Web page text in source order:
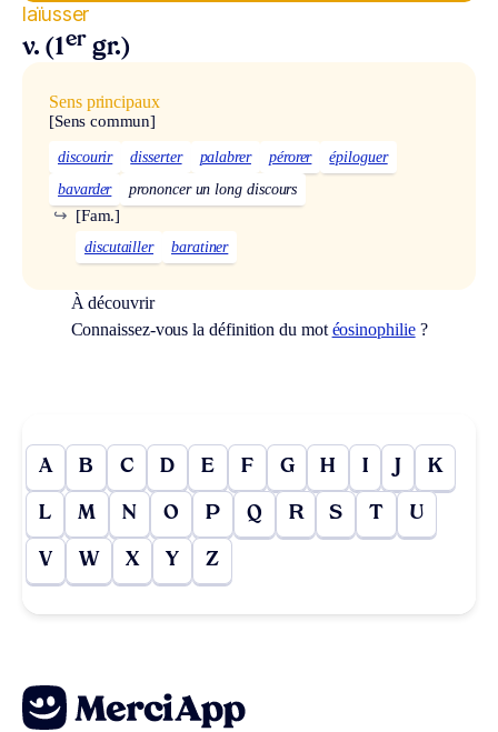
laïusser
v. (1er gr.)
Sens principaux
[Sens commun]
discourir disserter palabrer pérorer
épiloguer
bavarder
prononcer un long discours
[Fam.]
↪
discutailler baratiner
À découvrir
Connaissez-vous la définition du mot éosinophilie?
A B C D E F G H I J K
L M N O P Q R S T U
V W X Y Z